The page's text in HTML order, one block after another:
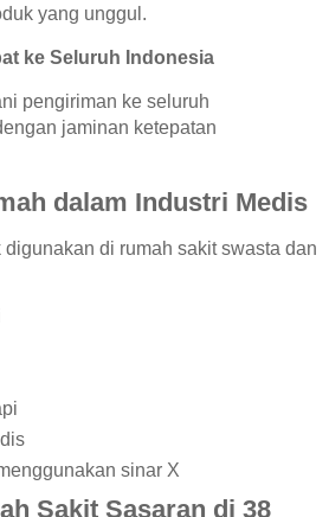
yang unggul.
ke Seluruh Indonesia
pengiriman ke seluruh
jaminan ketepatan
dalam Industri Medis
digunakan di rumah sakit swasta dan
sinar X
Sakit Sasaran di 38